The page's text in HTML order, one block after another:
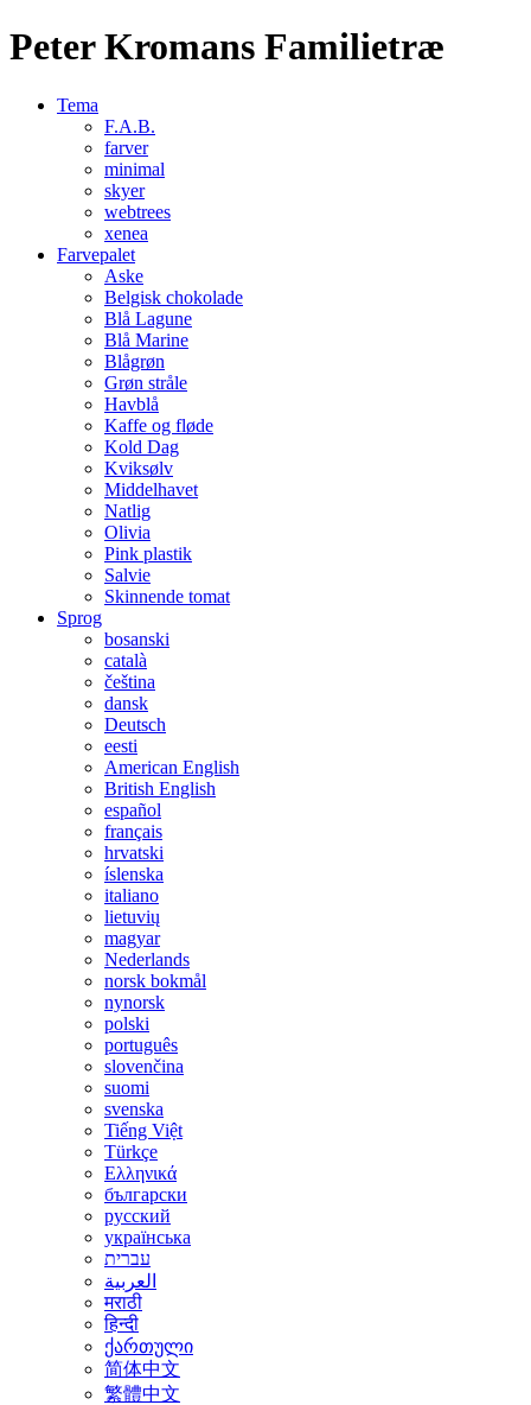
Peter Kromans Familietræ
Tema
F.A.B.
farver
minimal
skyer
webtrees
xenea
Farvepalet
Aske
Belgisk chokolade
Blå Lagune
Blå Marine
Blågrøn
Grøn stråle
Havblå
Kaffe og fløde
Kold Dag
Kviksølv
Middelhavet
Natlig
Olivia
Pink plastik
Salvie
Skinnende tomat
Sprog
bosanski
català
čeština
dansk
Deutsch
eesti
American English
British English
español
français
hrvatski
íslenska
italiano
lietuvių
magyar
Nederlands
norsk bokmål
nynorsk
polski
português
slovenčina
suomi
svenska
Tiếng Việt
Türkçe
Ελληνικά
български
русский
українська
עברית
العربية
मराठी
हिन्दी
ქართული
简体中文
繁體中文